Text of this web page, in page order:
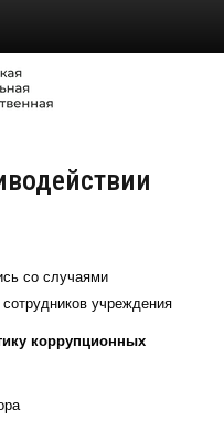
со случаями
учреждения
коррупционных